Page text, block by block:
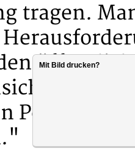
tragen.
Personal-
Mit Bild drucken?